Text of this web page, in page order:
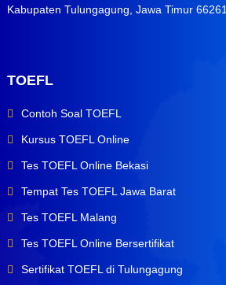
Kabupaten Tulungagung, Jawa Timur 66261
TOEFL
Contoh Soal TOEFL
Kursus TOEFL Online
Tes TOEFL Online Bekasi
Tempat Tes TOEFL Jawa Barat
Tes TOEFL Malang
Tes TOEFL Online Bersertifikat
Sertifikat TOEFL di Tulungagung